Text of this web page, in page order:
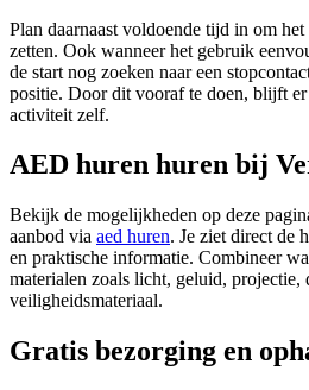
Plan daarnaast voldoende tijd in om
zetten. Ook wanneer het gebruik
de start nog zoeken naar een
positie. Door dit vooraf te doen, blijft
activiteit zelf.
AED huren huren bij
Bekijk de mogelijkheden op deze
aanbod via aed huren. Je ziet direct de
en praktische informatie. Combineer
materialen zoals licht, geluid, projectie,
veiligheidsmateriaal.
Gratis bezorging en